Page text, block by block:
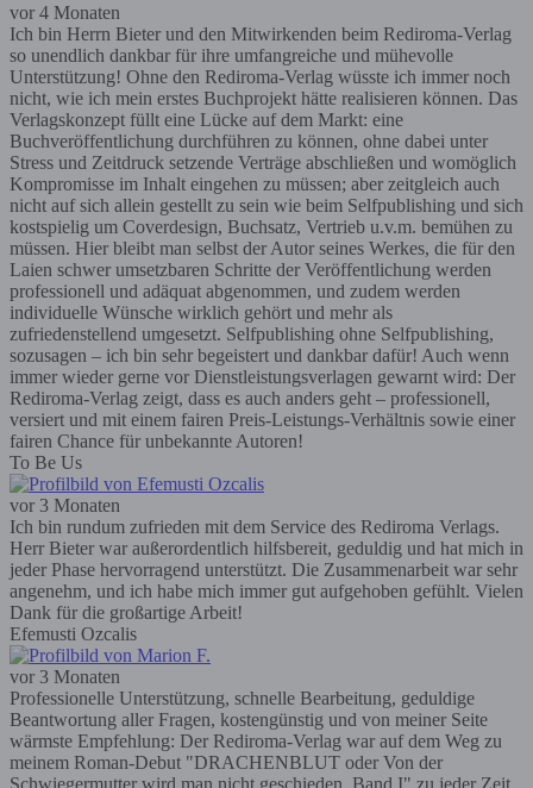
vor 4 Monaten
Ich bin Herrn Bieter und den Mitwirkenden beim Rediroma-Verlag
so unendlich dankbar für ihre umfangreiche und mühevolle
Unterstützung! Ohne den Rediroma-Verlag wüsste ich immer noch
nicht, wie ich mein erstes Buchprojekt hätte realisieren können. Das
Verlagskonzept füllt eine Lücke auf dem Markt: eine
Buchveröffentlichung durchführen zu können, ohne dabei unter
Stress und Zeitdruck setzende Verträge abschließen und womöglich
Kompromisse im Inhalt eingehen zu müssen; aber zeitgleich auch
nicht auf sich allein gestellt zu sein wie beim Selfpublishing und sich
kostspielig um Coverdesign, Buchsatz, Vertrieb u.v.m. bemühen zu
müssen. Hier bleibt man selbst der Autor seines Werkes, die für den
Laien schwer umsetzbaren Schritte der Veröffentlichung werden
professionell und adäquat abgenommen, und zudem werden
individuelle Wünsche wirklich gehört und mehr als
zufriedenstellend umgesetzt. Selfpublishing ohne Selfpublishing,
sozusagen – ich bin sehr begeistert und dankbar dafür! Auch wenn
immer wieder gerne vor Dienstleistungsverlagen gewarnt wird: Der
Rediroma-Verlag zeigt, dass es auch anders geht – professionell,
versiert und mit einem fairen Preis-Leistungs-Verhältnis sowie einer
fairen Chance für unbekannte Autoren!
To Be Us
vor 3 Monaten
Ich bin rundum zufrieden mit dem Service des Rediroma Verlags.
Herr Bieter war außerordentlich hilfsbereit, geduldig und hat mich in
jeder Phase hervorragend unterstützt. Die Zusammenarbeit war sehr
angenehm, und ich habe mich immer gut aufgehoben gefühlt. Vielen
Dank für die großartige Arbeit!
Efemusti Ozcalis
vor 3 Monaten
Professionelle Unterstützung, schnelle Bearbeitung, geduldige
Beantwortung aller Fragen, kostengünstig und von meiner Seite
wärmste Empfehlung: Der Rediroma-Verlag war auf dem Weg zu
meinem Roman-Debut "DRACHENBLUT oder Von der
Schwiegermutter wird man nicht geschieden, Band I" zu jeder Zeit